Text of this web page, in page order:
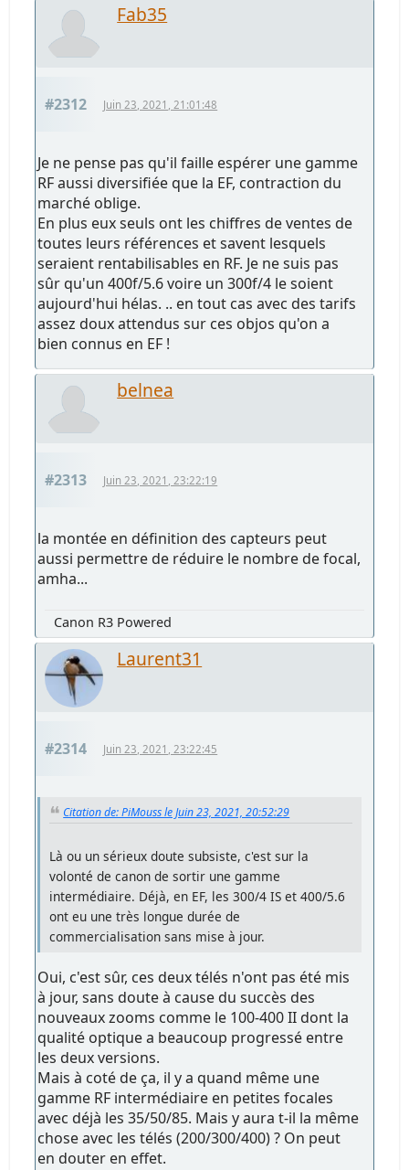
Fab35
#2312 Juin 23, 2021, 21:01:48
Je ne pense pas qu'il faille espérer une gamme
RF aussi diversifiée que la EF, contraction du
marché oblige.
En plus eux seuls ont les chiffres de ventes de
toutes leurs références et savent lesquels
seraient rentabilisables en RF. Je ne suis pas
sûr qu'un 400f/5.6 voire un 300f/4 le soient
aujourd'hui hélas. .. en tout cas avec des tarifs
assez doux attendus sur ces objos qu'on a
bien connus en EF !
belnea
#2313 Juin 23, 2021, 23:22:19
la montée en définition des capteurs peut
aussi permettre de réduire le nombre de focal,
amha...
Canon R3 Powered
Laurent31
#2314 Juin 23, 2021, 23:22:45
Citation de: PiMouss le Juin 23, 2021, 20:52:29
Là ou un sérieux doute subsiste, c'est sur la
volonté de canon de sortir une gamme
intermédiaire. Déjà, en EF, les 300/4 IS et 400/5.6
ont eu une très longue durée de
commercialisation sans mise à jour.
Oui, c'est sûr, ces deux télés n'ont pas été mis
à jour, sans doute à cause du succès des
nouveaux zooms comme le 100-400 II dont la
qualité optique a beaucoup progressé entre
les deux versions.
Mais à coté de ça, il y a quand même une
gamme RF intermédiaire en petites focales
avec déjà les 35/50/85. Mais y aura t-il la même
chose avec les télés (200/300/400) ? On peut
en douter en effet.